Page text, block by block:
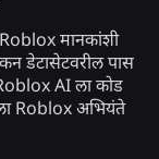
Roblox मानकांशी
डेटासेटवरील पास
AI ला कोड
Roblox अभियंते